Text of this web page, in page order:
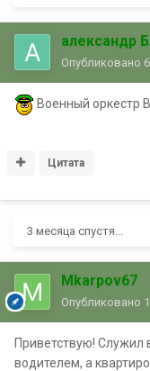
александр
Опубликовано
Военный оркестр
Цитата
3 месяца спустя...
Mkarpov67
Опубликовано
Приветствую! Служил
водителем, а